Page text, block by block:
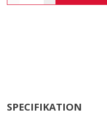
SPECIFIKATION